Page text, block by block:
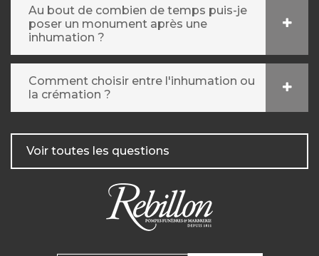
Au bout de combien de temps puis-je
poser un monument après une
inhumation ?
Comment choisir entre l'inhumation ou
la crémation ?
Voir toutes les questions